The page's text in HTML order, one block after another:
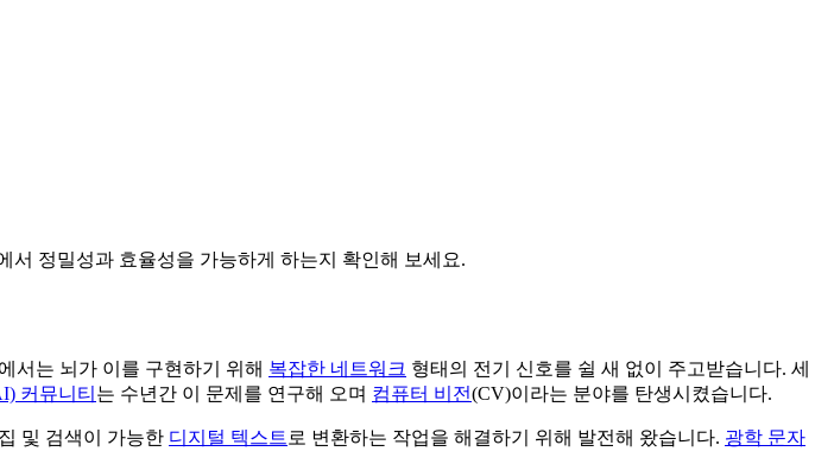
서 정밀성과 효율성을 가능하게 하는지 확인해 보세요.
서는 뇌가 이를 구현하기 위해 복잡한 네트워크 형태의 전기 신호를 쉴 새 없이 주고받습니다. 세
커뮤니티 는 수년간 이 문제를 연구해 오며 컴퓨터 비전(CV)이라는 분야를 탄생시켰습니다.
및 검색이 가능한 디지털 텍스트 로 변환하는 작업을 해결하기 위해 발전해 왔습니다. 광학 문자